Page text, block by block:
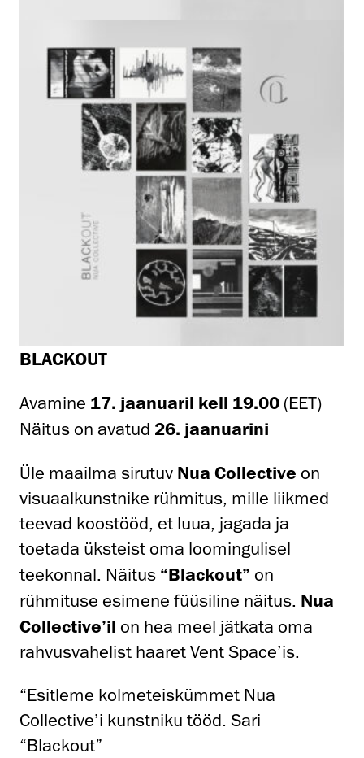
BLACKOUT
Avamine 17. jaanuaril kell 19.00 (EET)
Näitus on avatud 26. jaanuarini
Üle maailma sirutuv Nua Collective on
visuaalkunstnike rühmitus, mille liikmed
teevad koostööd, et luua, jagada ja
toetada üksteist oma loomingulisel
teekonnal. Näitus “Blackout” on
rühmituse esimene füüsiline näitus. Nua
Collective’il on hea meel jätkata oma
rahvusvahelist haaret Vent Space’is.
“Esitleme kolmeteiskümmet Nua
Collective’i kunstniku tööd. Sari
“Blackout”